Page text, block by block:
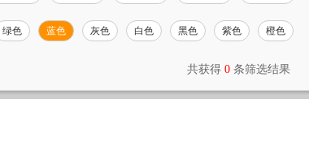
绿色 蓝色 灰色 白色 黑色 紫色 橙色
共获得 0 条筛选结果